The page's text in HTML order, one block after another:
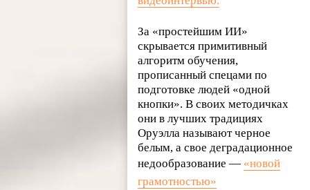
За «простейшим ИИ»
скрывается примитивный
алгоритм обучения,
прописанный спецами по
подготовке людей «одной
кнопки». В своих методичках
они в лучших традициях
Оруэлла называют черное
белым, а свое деградационное
недообразование — «новой
грамотностью»